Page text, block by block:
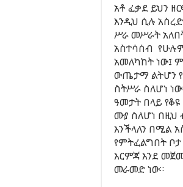
አቶ ፈቃደ ይህን
እንዲህ ሲሉ
ሥራ መሥራት
አስተሳሰብ
አመለካከት ነው፤
ውጤታማ ልትሆን
ስትሥራ ስለሆነ
ዓመታት በላይ
ሙያ ስለሆነ በዚህ
እንችላለን በሚል
የምትፈልግበት ቦታ
እርምጃ እንደ
መራመድ ነው።